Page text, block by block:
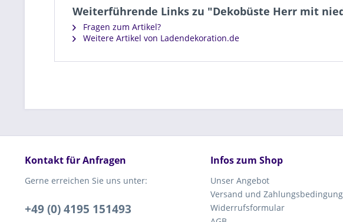
Weiterführende Links zu "Dekobüste Herr mit
Fragen zum Artikel?
Weitere Artikel von Ladendekoration.de
Kontakt für Anfragen
Gerne erreichen Sie uns unter:
+49 (0) 4195 151493
Infos zum Shop
Unser Angebot
Versand und
Widerrufsformular